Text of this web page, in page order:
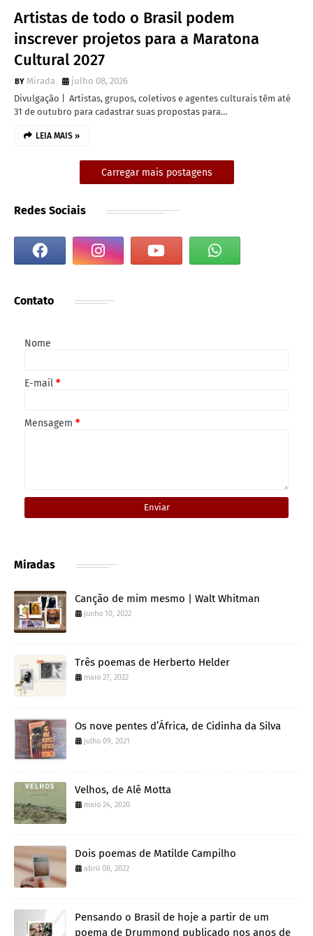
Artistas de todo o Brasil podem
inscrever projetos para a Maratona
Cultural 2027
Mirada
julho 08, 2026
Divulgação | Artistas, grupos, coletivos e agentes culturais têm até
31 de outubro para cadastrar suas propostas para…
LEIA MAIS »
Carregar mais postagens
Redes Sociais
Contato
Nome
E-mail *
Mensagem *
Miradas
Canção de mim mesmo | Walt Whitman
junho 10, 2022
Três poemas de Herberto Helder
maio 27, 2022
Os nove pentes d’África, de Cidinha da Silva
julho 09, 2021
Velhos, de Alê Motta
maio 24, 2020
Dois poemas de Matilde Campilho
abril 08, 2022
Pensando o Brasil de hoje a partir de um
poema de Drummond publicado nos anos de